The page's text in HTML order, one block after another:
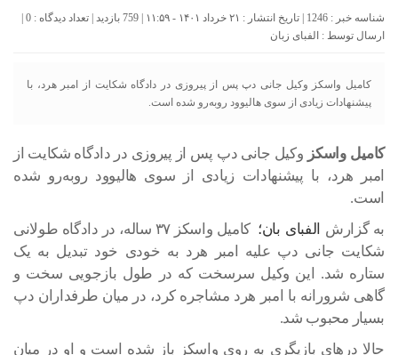
شناسه خبر : 1246 | تاریخ انتشار : ۲۱ خرداد ۱۴۰۱ - ۱۱:۵۹ | 759 بازدید | تعداد دیدگاه : 0
ارسال توسط : الفبای زبان
کامیل واسکز وکیل جانی دپ پس از پیروزی در دادگاه شکایت از امبر هرد، با
پیشنهادات زیادی از سوی هالیوود روبه‌رو شده است.
کامیل واسکز وکیل جانی دپ پس از پیروزی در دادگاه شکایت از
امبر هرد، با پیشنهادات زیادی از سوی هالیوود روبه‌رو شده
است.
به گزارش الفبای بان؛
کامیل واسکز ۳۷ ساله، در دادگاه طولانی
شکایت جانی دپ علیه امبر هرد به خودی خود تبدیل به یک
ستاره شد. این وکیل سرسخت که در طول بازجویی سخت و
گاهی شرورانه با امبر هرد مشاجره کرد، در میان طرفداران دپ
بسیار محبوب شد.
حالا درهای بازیگری به روی واسکز باز شده است و او در میان